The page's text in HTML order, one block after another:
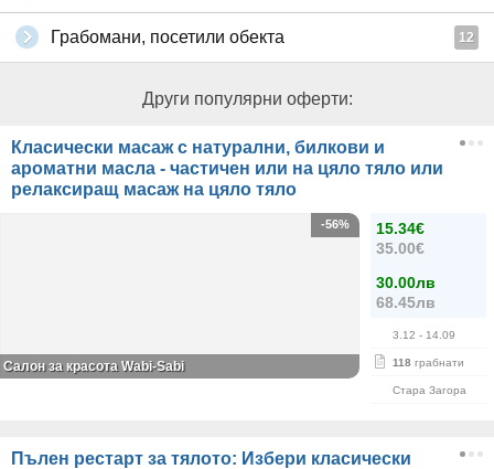
Грабомани, посетили обекта 12
Други популярни оферти:
Класически масаж с натурални, билкови и
ароматни масла - частичен или на цяло тяло или
релаксиращ масаж на цяло тяло
15.34€
35.00€
30.00лв
68.45лв
3.12 - 14.09
118 грабнати
Стара Загора
-56%
Салон за красота Wabi-Sabi
Пълен рестарт за тялото: Избери класически